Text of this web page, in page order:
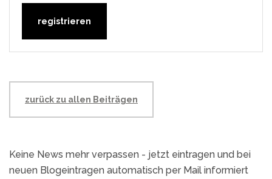
zurück zu allen Beiträgen
Keine News mehr verpassen - jetzt eintragen und bei
neuen Blogeintragen automatisch per Mail informiert